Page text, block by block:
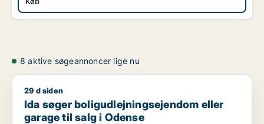
8 aktive søgeannoncer lige nu
Ida søger boligudlejningsejendom eller garage til salg i
29 d siden
Ida søger boligudlejningsejendom eller
garage til salg i Odense